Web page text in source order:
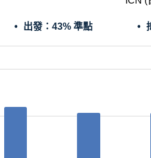
出發： 43% 準點